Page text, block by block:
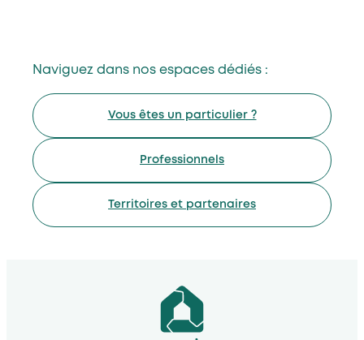
Naviguez dans nos espaces dédiés :
Vous êtes un particulier ?
Professionnels
Territoires et partenaires